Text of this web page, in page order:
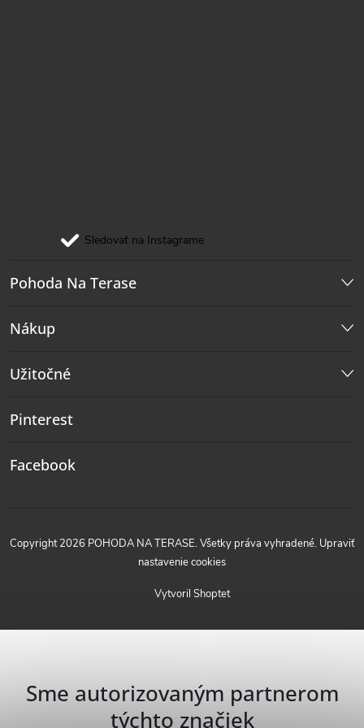
Sledovať na Instagrame
Pohoda Na Terase
Nákup
Užitočné
Pinterest
Facebook
Vytvoril Shoptet
Copyright 2026 POHODA NA TERASE. Všetky práva vyhradené. Upraviť
nastavenie cookies
Sme autorizovaným partnerom
týchto značiek